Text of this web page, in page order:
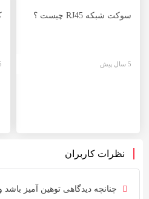
سوکت شبکه RJ45 چیست ؟
5 سال پیش 5 سال پیش
نظرات کاربران
چنانچه دیدگاهی توهین آمیز